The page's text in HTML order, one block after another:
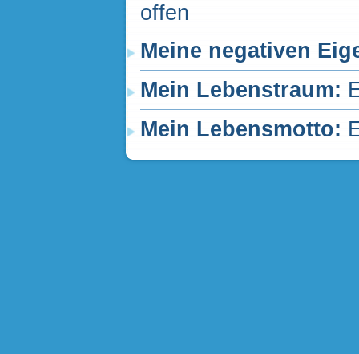
offen
Meine negativen
Mein Lebenstraum:
Mein Lebensmotto: